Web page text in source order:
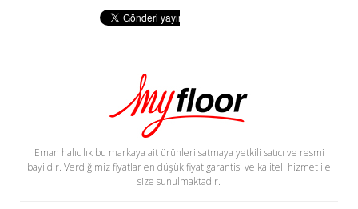
Eman halıcılık bu markaya ait ürünleri satmaya yetkili satıcı ve resmi
bayiidir. Verdiğimiz fiyatlar en düşük fiyat garantisi ve kaliteli hizmet ile
size sunulmaktadır.